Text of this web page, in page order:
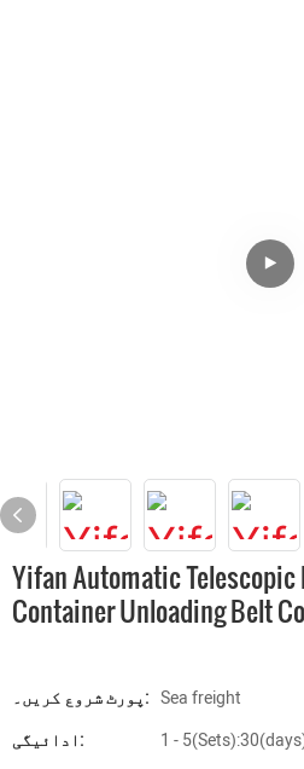
Yifan Automatic Telescopic
Container Unloading Belt
پورٹ شروع کریں۔: Sea freight
ادائیگی:
1 -